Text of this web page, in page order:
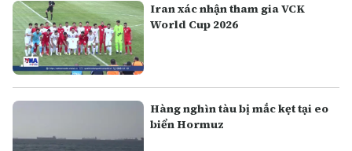
Iran xác nhận tham gia VCK
World Cup 2026
Hàng nghìn tàu bị mắc kẹt tại eo
biển Hormuz